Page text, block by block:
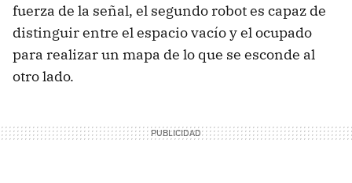
fuerza de la señal, el segundo robot es capaz de
distinguir entre el espacio vacío y el ocupado
para realizar un mapa de lo que se esconde al
otro lado.